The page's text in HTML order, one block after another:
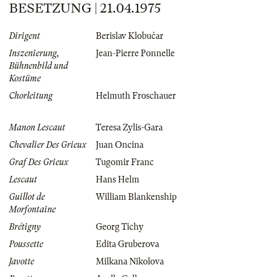
BESETZUNG | 21.04.1975
Dirigent
Berislav Klobučar
Inszenierung,
Bühnenbild und
Kostüme
Jean-Pierre Ponnelle
Chorleitung Helmuth Froschauer
Manon Lescaut
Teresa Zylis-Gara
Chevalier Des Grieux
Juan Oncina
Graf Des Grieux
Tugomir Franc
Lescaut
Hans Helm
Guillot de
Morfontaine
William Blankenship
Brétigny
Georg Tichy
Poussette
Edita Gruberova
Javotte
Milkana Nikolova